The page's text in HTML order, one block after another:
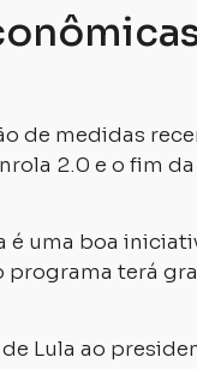
de medidas
2.0 e o fim da
é uma boa
programa terá
Lula ao